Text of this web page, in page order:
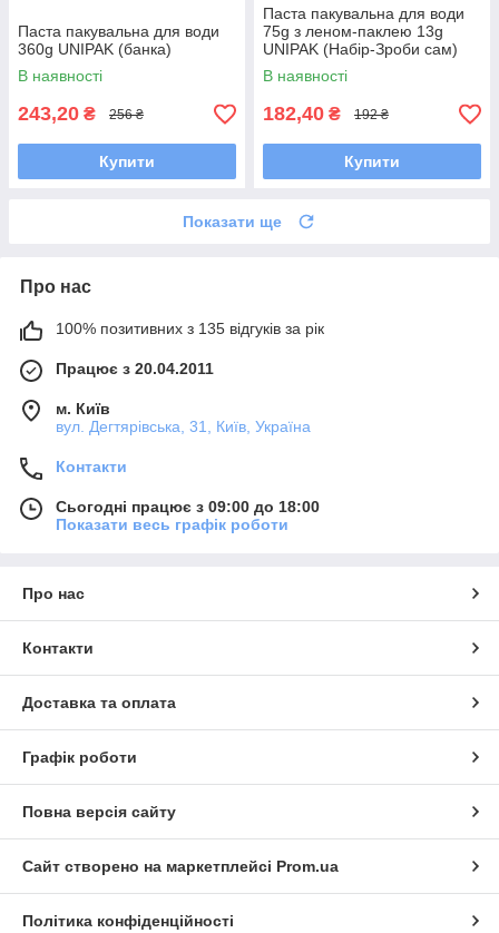
Паста пакувальна для води
360g UNIPAK (банка)
В наявності
243,20 ₴ 256 ₴
Купити
Паста пакувальна для води
75g з леном-паклею 13g
UNIPAK (Набір-Зроби сам)
В наявності
182,40 ₴ 192 ₴
Купити
Показати ще
Про нас
100% позитивних з 135 відгуків за рік
Працює з 20.04.2011
м. Київ
вул. Дегтярівська, 31, Київ, Україна
Контакти
Сьогодні працює з 09:00 до 18:00
Показати весь графік роботи
Про нас
Контакти
Доставка та оплата
Графік роботи
Повна версія сайту
Сайт створено на маркетплейсі Prom.ua
Політика конфіденційності